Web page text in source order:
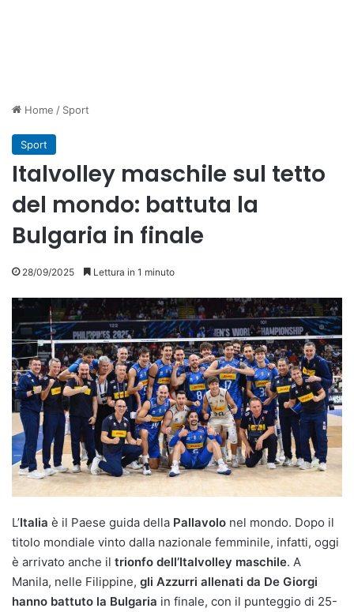
Home / Sport
Sport
Italvolley maschile sul tetto
del mondo: battuta la
Bulgaria in finale
28/09/2025 Lettura in 1 minuto
L’Italia è il Paese guida della Pallavolo nel mondo. Dopo il
titolo mondiale vinto dalla nazionale femminile, infatti, oggi
è arrivato anche il trionfo dell’Italvolley maschile. A
Manila, nelle Filippine, gli Azzurri allenati da De Giorgi
hanno battuto la Bulgaria in finale, con il punteggio di 25-